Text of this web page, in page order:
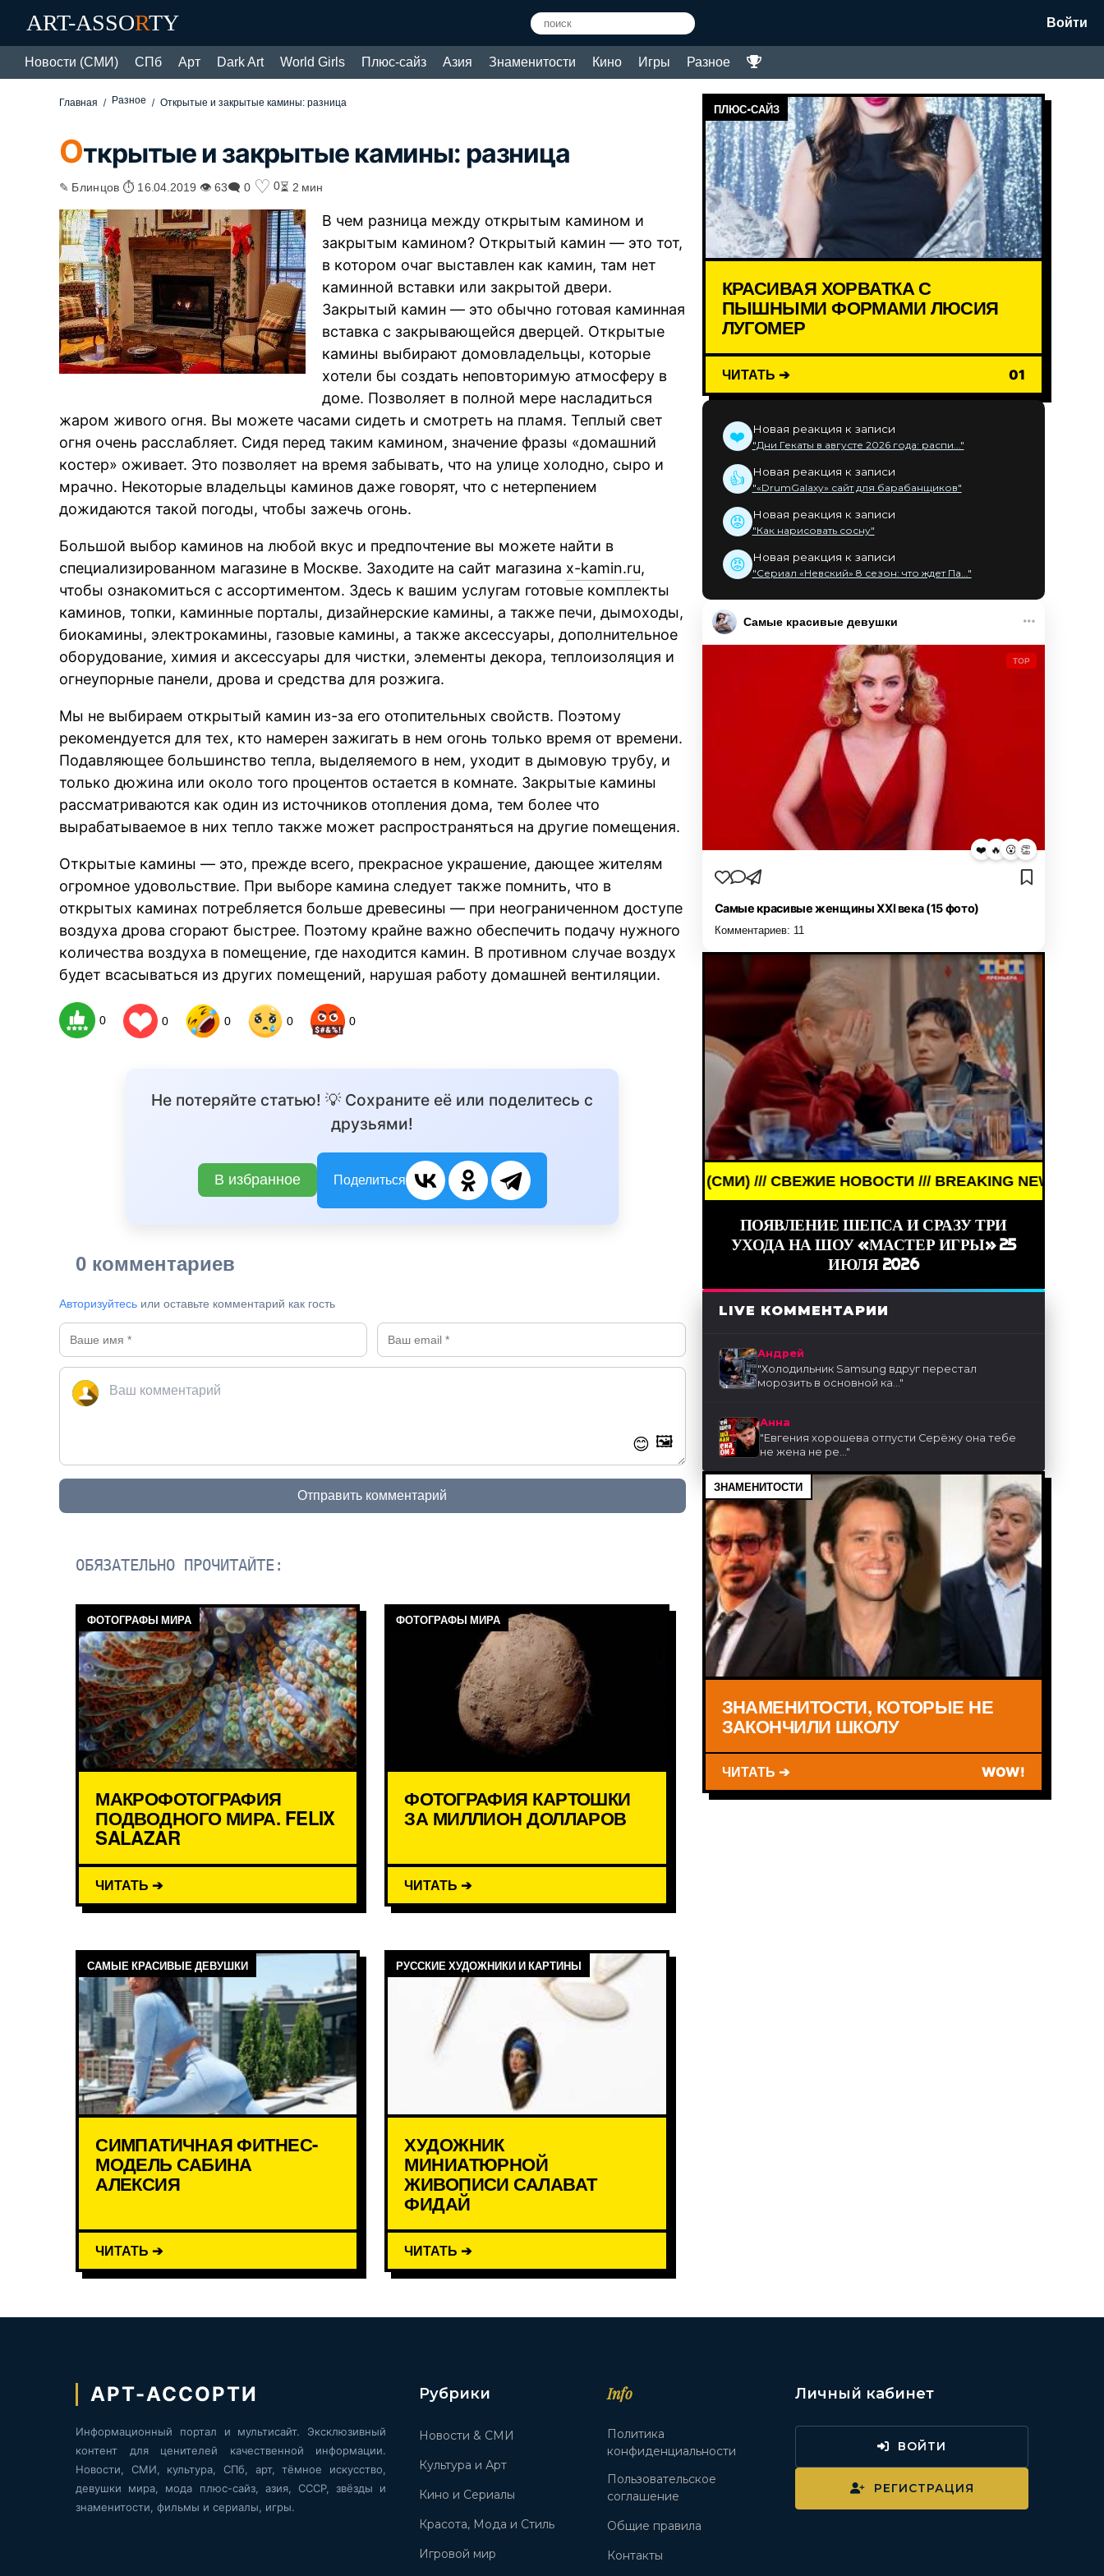
ART-ASSORTY Войти
Новости (СМИ) СПб Арт Dark Art World Girls Плюс-сайз Азия Знаменитости Кино Игры Разное
Главная Разное Открытые и закрытые камины: разница
Открытые и закрытые камины: разница
✎ Блинцов ⏱ 16.04.2019 👁 63🗨 0 ♡ 0⏳ 2 мин
В чем разница между открытым камином и
закрытым камином? Открытый камин — это тот,
в котором очаг выставлен как камин, там нет
каминной вставки или закрытой двери.
Закрытый камин — это обычно готовая каминная
вставка с закрывающейся дверцей. Открытые
камины выбирают домовладельцы, которые
хотели бы создать неповторимую атмосферу в
доме. Позволяет в полной мере насладиться
жаром живого огня. Вы можете часами сидеть и смотреть на пламя. Теплый свет
огня очень расслабляет. Сидя перед таким камином, значение фразы «домашний
костер» оживает. Это позволяет на время забывать, что на улице холодно, сыро и
мрачно. Некоторые владельцы каминов даже говорят, что с нетерпением
дожидаются такой погоды, чтобы зажечь огонь.
Большой выбор каминов на любой вкус и предпочтение вы можете найти в
специализированном магазине в Москве. Заходите на сайт магазина x-kamin.ru,
чтобы ознакомиться с ассортиментом. Здесь к вашим услугам готовые комплекты
каминов, топки, каминные порталы, дизайнерские камины, а также печи, дымоходы,
биокамины, электрокамины, газовые камины, а также аксессуары, дополнительное
оборудование, химия и аксессуары для чистки, элементы декора, теплоизоляция и
огнеупорные панели, дрова и средства для розжига.
Мы не выбираем открытый камин из-за его отопительных свойств. Поэтому
рекомендуется для тех, кто намерен зажигать в нем огонь только время от времени.
Подавляющее большинство тепла, выделяемого в нем, уходит в дымовую трубу, и
только дюжина или около того процентов остается в комнате. Закрытые камины
рассматриваются как один из источников отопления дома, тем более что
вырабатываемое в них тепло также может распространяться на другие помещения.
Открытые камины — это, прежде всего, прекрасное украшение, дающее жителям
огромное удовольствие. При выборе камина следует также помнить, что в
открытых каминах потребляется больше древесины — при неограниченном доступе
воздуха дрова сгорают быстрее. Поэтому крайне важно обеспечить подачу нужного
количества воздуха в помещение, где находится камин. В противном случае воздух
будет всасываться из других помещений, нарушая работу домашней вентиляции.
0 0 0 0 0
Не потеряйте статью! 💡 Сохраните её или поделитесь с
друзьями!
В избранное Поделиться
0 комментариев
Авторизуйтесь или оставьте комментарий как гость
😊 🖼️
Отправить комментарий
ОБЯЗАТЕЛЬНО ПРОЧИТАЙТЕ:
ФОТОГРАФЫ МИРА
МАКРОФОТОГРАФИЯ
ПОДВОДНОГО МИРА. FELIX
SALAZAR
ЧИТАТЬ ➔
ФОТОГРАФЫ МИРА
ФОТОГРАФИЯ КАРТОШКИ
ЗА МИЛЛИОН ДОЛЛАРОВ
ЧИТАТЬ ➔
САМЫЕ КРАСИВЫЕ ДЕВУШКИ
СИМПАТИЧНАЯ ФИТНЕС-
МОДЕЛЬ САБИНА
АЛЕКСИЯ
ЧИТАТЬ ➔
РУССКИЕ ХУДОЖНИКИ И КАРТИНЫ
ХУДОЖНИК
МИНИАТЮРНОЙ
ЖИВОПИСИ САЛАВАТ
ФИДАЙ
ЧИТАТЬ ➔
ПЛЮС-САЙЗ
КРАСИВАЯ ХОРВАТКА С
ПЫШНЫМИ ФОРМАМИ ЛЮСИЯ
ЛУГОМЕР
ЧИТАТЬ ➔ 01
❤️ Новая реакция к записи
"Дни Гекаты в августе 2026 года: распи..."
👍 Новая реакция к записи
"«DrumGalaxy» сайт для барабанщиков"
😡 Новая реакция к записи
"Как нарисовать сосну"
😡 Новая реакция к записи
"Сериал «Невский» 8 сезон: что ждет Па..."
Самые красивые девушки
TOP
❤️ 🔥 😮 👏
Самые красивые женщины XXI века (15 фото)
Комментариев: 11
BREAKING NEWS /// НОВОСТИ (СМИ) /// СВЕЖИЕ НОВОСТИ /// BREAKING NEWS /// НОВОСТИ
ПОЯВЛЕНИЕ ШЕПСА И СРАЗУ ТРИ
УХОДА НА ШОУ «МАСТЕР ИГРЫ» 25
ИЮЛЯ 2026
LIVE КОММЕНТАРИИ
Андрей
"Холодильник Samsung вдруг перестал
морозить в основной ка..."
Анна
"Евгения хорошева отпусти Серёжу она тебе
не жена не ре..."
ЗНАМЕНИТОСТИ
ЗНАМЕНИТОСТИ, КОТОРЫЕ НЕ
ЗАКОНЧИЛИ ШКОЛУ
ЧИТАТЬ ➔ WOW!
АРТ-АССОРТИ
Информационный портал и мультисайт. Эксклюзивный
контент для ценителей качественной информации.
Новости, СМИ, культура, СПб, арт, тёмное искусство,
девушки мира, мода плюс-сайз, азия, СССР, звёзды и
знаменитости, фильмы и сериалы, игры.
Рубрики
Новости & СМИ
Культура и Арт
Кино и Сериалы
Красота, Мода и Стиль
Игровой мир
Info
Политика
конфиденциальности
Пользовательское
соглашение
Общие правила
Контакты
Личный кабинет
ВОЙТИ
РЕГИСТРАЦИЯ